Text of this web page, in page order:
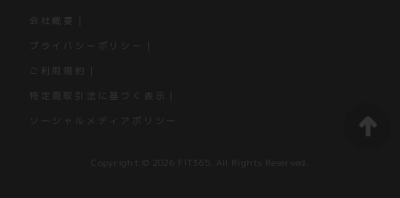
会社概要
プライバシーポリシー
ご利用規約
特定商取引法に基づく表示
ソーシャルメディアポリシー
Copyright © 2026 FIT365. All Rights Reserved.